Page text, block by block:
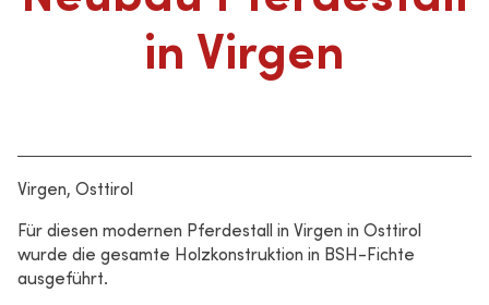
in Virgen
Virgen, Osttirol
Für diesen modernen Pferdestall in Virgen in Osttirol
wurde die gesamte Holzkonstruktion in BSH-Fichte
ausgeführt.